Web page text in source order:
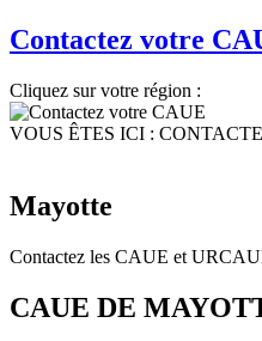
Contactez votre
Cliquez sur votre région :
VOUS ÊTES ICI :
Mayotte
Contactez les CAUE et
CAUE DE